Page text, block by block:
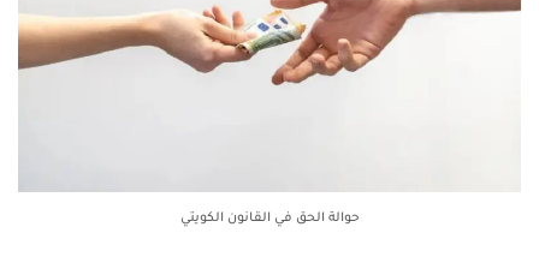
حوالة الحق في القانون الكويتي